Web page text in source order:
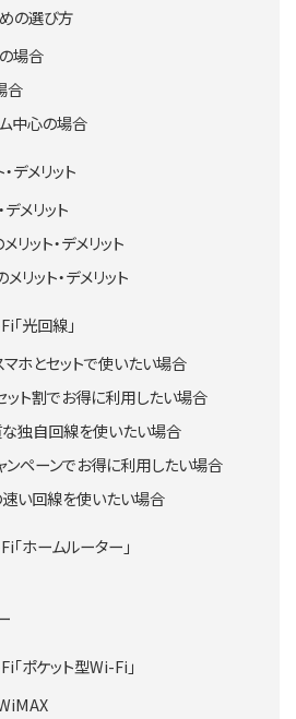
の選び方
場合
合
中心の場合
デメリット
メリット
リット・デメリット
リット・デメリット
光回線」
マホとセットで使いたい場合
ット割でお得に利用したい場合
な独自回線を使いたい場合
ンペーンでお得に利用したい場合
い回線を使いたい場合
ホームルーター」
ポケット型Wi-Fi」